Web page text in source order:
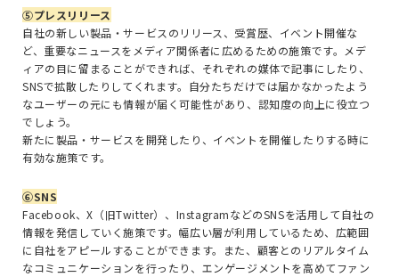
⑤プレスリリース
自社の新しい製品・サービスのリリース、受賞歴、イベント開催な
ど、重要なニュースをメディア関係者に広めるための施策です。メデ
ィアの目に留まることができれば、それぞれの媒体で記事にしたり、
SNSで拡散したりしてくれます。自分たちだけでは届かなかったよう
なユーザーの元にも情報が届く可能性があり、認知度の向上に役立つ
でしょう。
新たに製品・サービスを開発したり、イベントを開催したりする時に
有効な施策です。
⑥SNS
Facebook、X （旧Twitter）、 InstagramなどのSNSを活用して自社の
情報を発信していく施策です。幅広い層が利用しているため、広範囲
に自社をアピールすることができます。また、顧客とのリアルタイム
なコミュニケーションを行ったり、エンゲージメントを高めてファン